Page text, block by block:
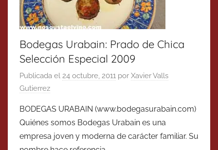
Bodegas Urabain: Prado de Chica
Selección Especial 2009
Publicada el 24 octubre, 2011 por Xavier Valls
Gutierrez
BODEGAS URABAIN (www.bodegasurabain.com)
Quiénes somos Bodegas Urabain es una
empresa joven y moderna de carácter familiar. Su